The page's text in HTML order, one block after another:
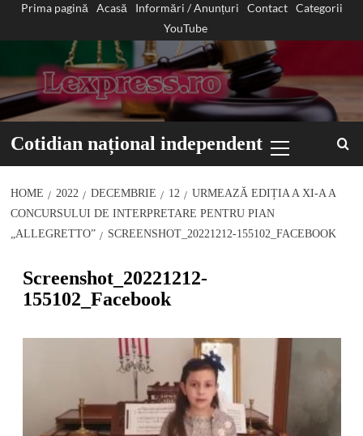
Prima pagină Acasă Informări / Anunțuri Contact
Categorii
YouTube
Cotidian național independent
Menu
HOME 2022 DECEMBRIE 12
URMEAZĂ EDIȚIA A XI-A A
CONCURSULUI DE INTERPRETARE PENTRU PIAN
„ALLEGRETTO”
SCREENSHOT_20221212-155102_FACEBOOK
Screenshot_20221212-
155102_Facebook